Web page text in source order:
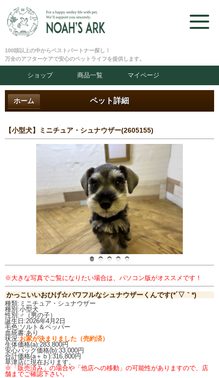
100頭以上の中からベストパートナー探し！
万全のアフターケアで安心のペットライフを提供します。
ショップ 商品一覧 マイページ
ペット詳細
ホーム
【小型犬】ミニチュア・シュナウザー(2605155)
※大きな写真でご覧になりたい場合は、パソコン版がオススメです！
かっこいいおひげ☆パワフルなシュナウザーくんです(*´▽｀*)
種類:ミニチュア・シュナウザー
種別:小型犬
性別:♂（男の子）
誕生日:2026年4月2日
毛色:ソルト＆ペッパー
血統書:あり
状況:お家が決まりました（売約済）
生体価格(a):283,800円
安心パック価格(b):33,000円
合計価格(a＋ｂ):316,800円
草津店に現在おります。
※「販売済み」の場合や「他店への移動」の可能性がありますので、店
舗までご確認下さい。